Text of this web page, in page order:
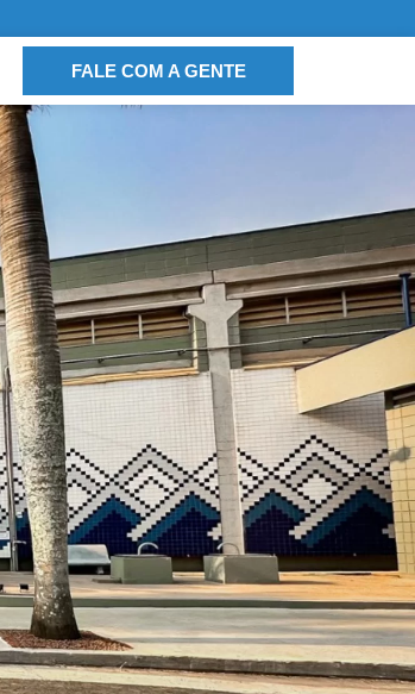
FALE COM A GENTE